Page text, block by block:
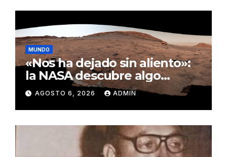
MUNDO
«Nos ha dejado sin aliento»:
la NASA descubre algo
insólito en Marte
AGOSTO 6, 2026 ADMIN